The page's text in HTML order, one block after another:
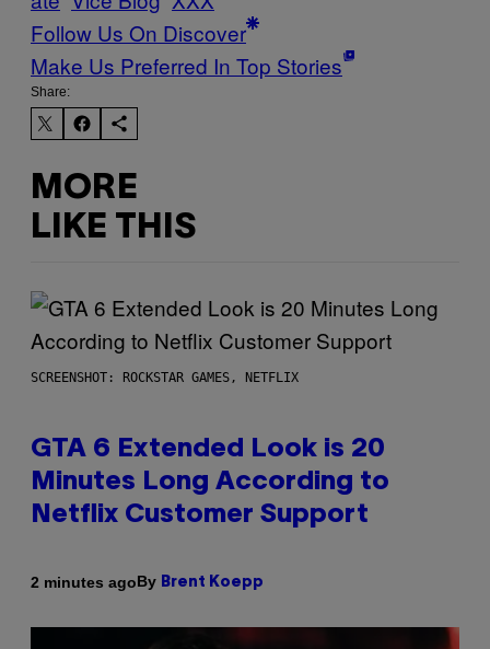
Follow Us On Discover
Make Us Preferred In Top Stories
Share:
MORE
LIKE THIS
SCREENSHOT: ROCKSTAR GAMES, NETFLIX
GTA 6 Extended Look is 20
Minutes Long According to
Netflix Customer Support
2 minutes agoBy Brent Koepp